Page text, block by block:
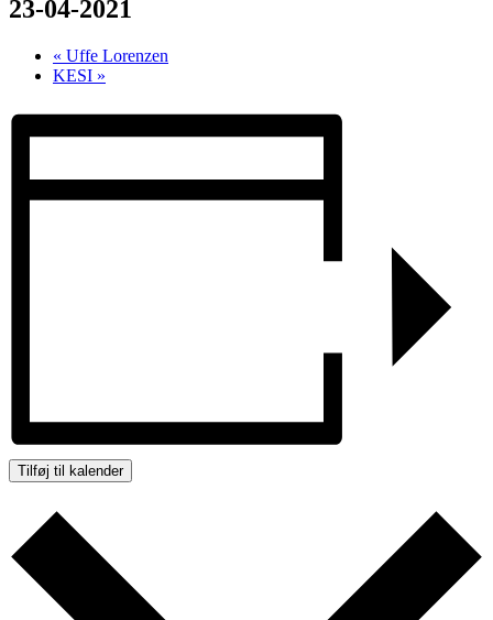
23-04-2021
« Uffe Lorenzen
KESI »
Tilføj til kalender